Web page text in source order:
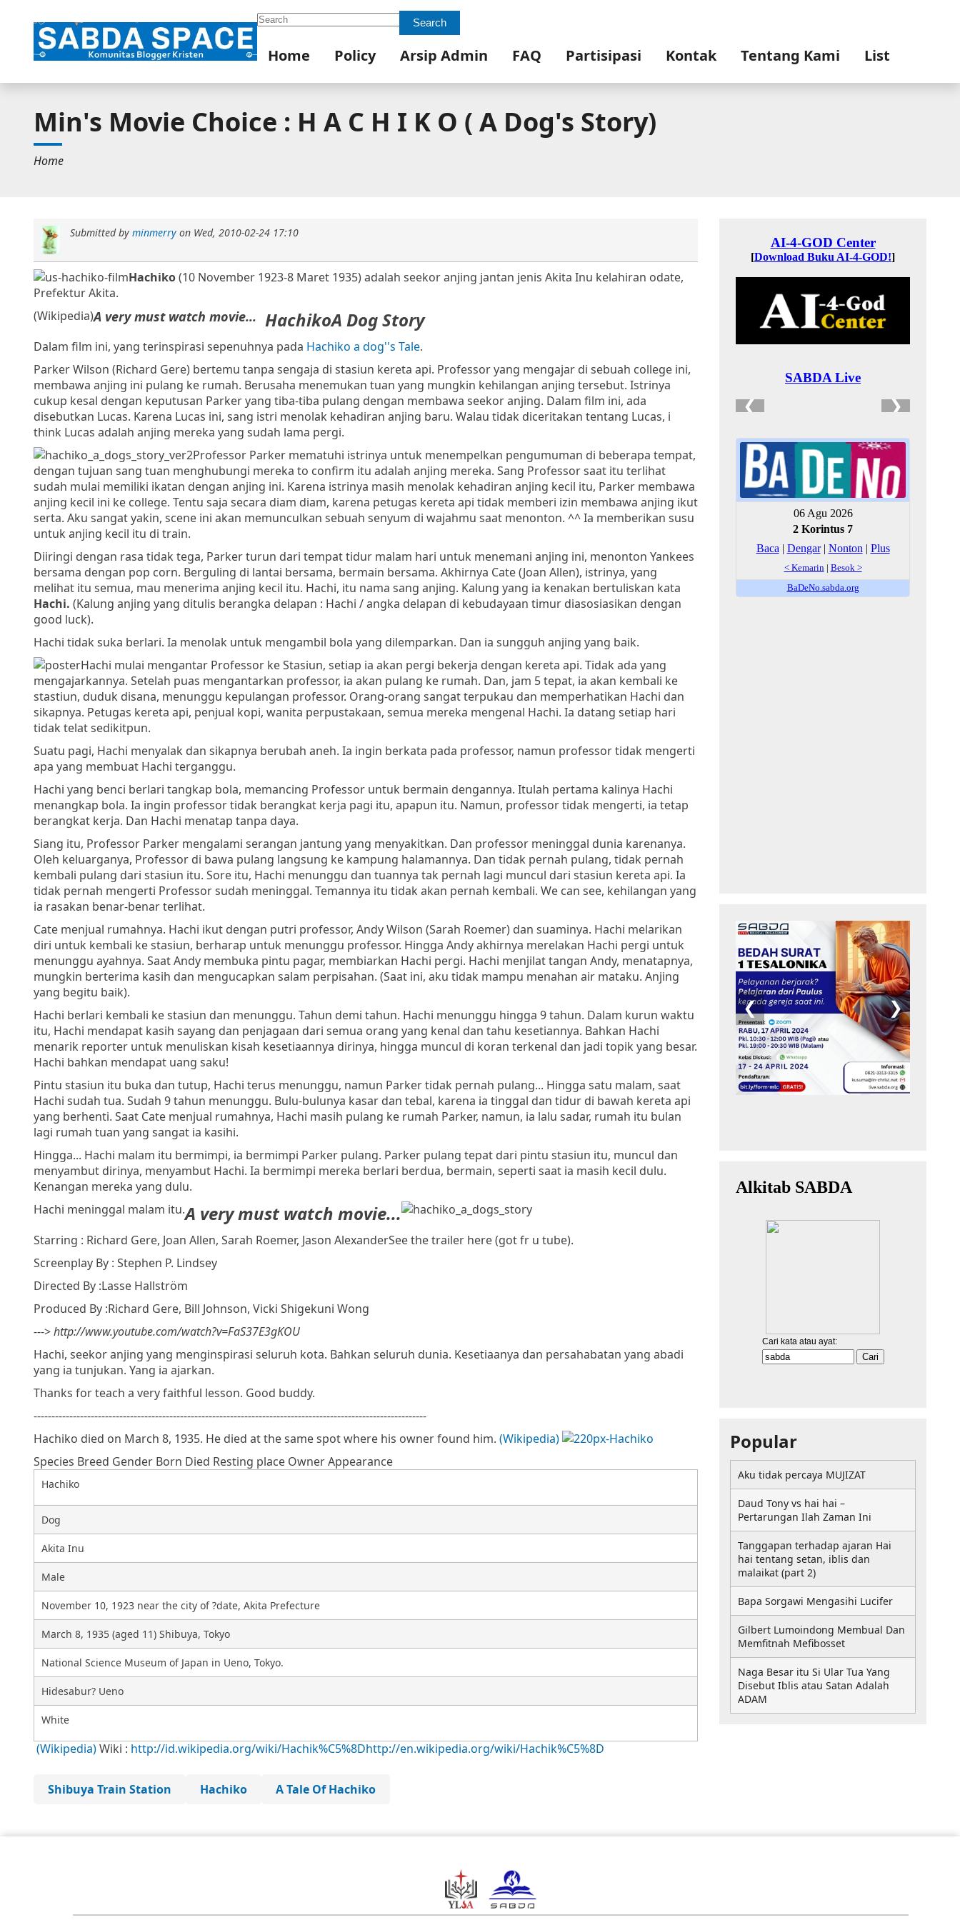
Search Search
Home Policy Arsip Admin FAQ Partisipasi Kontak Tentang Kami List
Min's Movie Choice : H A C H I K O ( A Dog's Story)
Home
Submitted byminmerry on Wed, 2010-02-24 17:10
Hachiko(10 November 1923-8 Maret 1935) adalah seekor anjing jantan jenis Akita Inu kelahiran odate,
Prefektur Akita.
(Wikipedia)A very must watch movie... HachikoA Dog Story
Dalam film ini, yang terinspirasi sepenuhnya pada Hachiko a dog''s Tale.
Parker Wilson (Richard Gere) bertemu tanpa sengaja di stasiun kereta api. Professor yang mengajar di sebuah college ini,
membawa anjing ini pulang ke rumah. Berusaha menemukan tuan yang mungkin kehilangan anjing tersebut. Istrinya
cukup kesal dengan keputusan Parker yang tiba-tiba pulang dengan membawa seekor anjing. Dalam film ini, ada
disebutkan Lucas. Karena Lucas ini, sang istri menolak kehadiran anjing baru. Walau tidak diceritakan tentang Lucas, i
think Lucas adalah anjing mereka yang sudah lama pergi.
Professor Parker mematuhi istrinya untuk menempelkan pengumuman di beberapa tempat,
dengan tujuan sang tuan menghubungi mereka to confirm itu adalah anjing mereka. Sang Professor saat itu terlihat
sudah mulai memiliki ikatan dengan anjing ini. Karena istrinya masih menolak kehadiran anjing kecil itu, Parker membawa
anjing kecil ini ke college. Tentu saja secara diam diam, karena petugas kereta api tidak memberi izin membawa anjing ikut
serta. Aku sangat yakin, scene ini akan memunculkan sebuah senyum di wajahmu saat menonton. ^^ Ia memberikan susu
untuk anjing kecil itu di train.
Diiringi dengan rasa tidak tega, Parker turun dari tempat tidur malam hari untuk menemani anjing ini, menonton Yankees
bersama dengan pop corn. Berguling di lantai bersama, bermain bersama. Akhirnya Cate (Joan Allen), istrinya, yang
melihat itu semua, mau menerima anjing kecil itu. Hachi, itu nama sang anjing. Kalung yang ia kenakan bertuliskan kata
Hachi. (Kalung anjing yang ditulis berangka delapan : Hachi / angka delapan di kebudayaan timur diasosiasikan dengan
good luck).
Hachi tidak suka berlari. Ia menolak untuk mengambil bola yang dilemparkan. Dan ia sungguh anjing yang baik.
Hachi mulai mengantar Professor ke Stasiun, setiap ia akan pergi bekerja dengan kereta api. Tidak ada yang
mengajarkannya. Setelah puas mengantarkan professor, ia akan pulang ke rumah. Dan, jam 5 tepat, ia akan kembali ke
stastiun, duduk disana, menunggu kepulangan professor. Orang-orang sangat terpukau dan memperhatikan Hachi dan
sikapnya. Petugas kereta api, penjual kopi, wanita perpustakaan, semua mereka mengenal Hachi. Ia datang setiap hari
tidak telat sedikitpun.
Suatu pagi, Hachi menyalak dan sikapnya berubah aneh. Ia ingin berkata pada professor, namun professor tidak mengerti
apa yang membuat Hachi terganggu.
Hachi yang benci berlari tangkap bola, memancing Professor untuk bermain dengannya. Itulah pertama kalinya Hachi
menangkap bola. Ia ingin professor tidak berangkat kerja pagi itu, apapun itu. Namun, professor tidak mengerti, ia tetap
berangkat kerja. Dan Hachi menatap tanpa daya.
Siang itu, Professor Parker mengalami serangan jantung yang menyakitkan. Dan professor meninggal dunia karenanya.
Oleh keluarganya, Professor di bawa pulang langsung ke kampung halamannya. Dan tidak pernah pulang, tidak pernah
kembali pulang dari stasiun itu. Sore itu, Hachi menunggu dan tuannya tak pernah lagi muncul dari stasiun kereta api. Ia
tidak pernah mengerti Professor sudah meninggal. Temannya itu tidak akan pernah kembali. We can see, kehilangan yang
ia rasakan benar-benar terlihat.
Cate menjual rumahnya. Hachi ikut dengan putri professor, Andy Wilson (Sarah Roemer) dan suaminya. Hachi melarikan
diri untuk kembali ke stasiun, berharap untuk menunggu professor. Hingga Andy akhirnya merelakan Hachi pergi untuk
menunggu ayahnya. Saat Andy membuka pintu pagar, membiarkan Hachi pergi. Hachi menjilat tangan Andy, menatapnya,
mungkin berterima kasih dan mengucapkan salam perpisahan. (Saat ini, aku tidak mampu menahan air mataku. Anjing
yang begitu baik).
Hachi berlari kembali ke stasiun dan menunggu. Tahun demi tahun. Hachi menunggu hingga 9 tahun. Dalam kurun waktu
itu, Hachi mendapat kasih sayang dan penjagaan dari semua orang yang kenal dan tahu kesetiannya. Bahkan Hachi
menarik reporter untuk menuliskan kisah kesetiaannya dirinya, hingga muncul di koran terkenal dan jadi topik yang besar.
Hachi bahkan mendapat uang saku!
Pintu stasiun itu buka dan tutup, Hachi terus menunggu, namun Parker tidak pernah pulang... Hingga satu malam, saat
Hachi sudah tua. Sudah 9 tahun menunggu. Bulu-bulunya kasar dan tebal, karena ia tinggal dan tidur di bawah kereta api
yang berhenti. Saat Cate menjual rumahnya, Hachi masih pulang ke rumah Parker, namun, ia lalu sadar, rumah itu bulan
lagi rumah tuan yang sangat ia kasihi.
Hingga... Hachi malam itu bermimpi, ia bermimpi Parker pulang. Parker pulang tepat dari pintu stasiun itu, muncul dan
menyambut dirinya, menyambut Hachi. Ia bermimpi mereka berlari berdua, bermain, seperti saat ia masih kecil dulu.
Kenangan mereka yang dulu.
Hachi meninggal malam itu.A very must watch movie...
Starring : Richard Gere, Joan Allen, Sarah Roemer, Jason Alexander
Screenplay By : Stephen P. Lindsey
Directed By :Lasse Hallström
Produced By :Richard Gere, Bill Johnson, Vicki Shigekuni Wong
See the trailer here (got fr u tube).
--->http://www.youtube.com/watch?v=FaS37E3gKOU
Hachi, seekor anjing yang menginspirasi seluruh kota. Bahkan seluruh dunia. Kesetiaanya dan persahabatan yang abadi
yang ia tunjukan. Yang ia ajarkan.
Thanks for teach a very faithful lesson. Good buddy.
--------------------------------------------------------------------------------------------------------------
Hachiko died on March 8, 1935. He died at the same spot where his owner found him. (Wikipedia)
Species Breed Gender Born Died Resting place Owner Appearance
Hachiko
Dog
Akita Inu
Male
November 10, 1923 near the city of ?date, Akita Prefecture
March 8, 1935 (aged 11) Shibuya, Tokyo
National Science Museum of Japan in Ueno, Tokyo.
Hidesabur? Ueno
White
(Wikipedia)Wiki : http://id.wikipedia.org/wiki/Hachik%C5%8Dhttp://en.wikipedia.org/wiki/Hachik%C5%8D
Shibuya Train Station Hachiko A Tale Of Hachiko
Popular
Aku tidak percaya MUJIZAT
Daud Tony vs hai hai –
Pertarungan Ilah Zaman Ini
Tanggapan terhadap ajaran Hai
hai tentang setan, iblis dan
malaikat (part 2)
Bapa Sorgawi Mengasihi Lucifer
Gilbert Lumoindong Membual Dan
Memfitnah Mefibosset
Naga Besar itu Si Ular Tua Yang
Disebut Iblis atau Satan Adalah
ADAM